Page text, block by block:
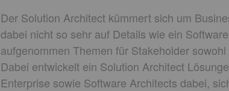
Der Solution Architect kümmert sich um
dabei nicht so sehr auf Details wie ein
aufgenommen Themen für Stakeholder
Dabei entwickelt ein Solution Architect
Enterprise sowie Software Architects dabei,